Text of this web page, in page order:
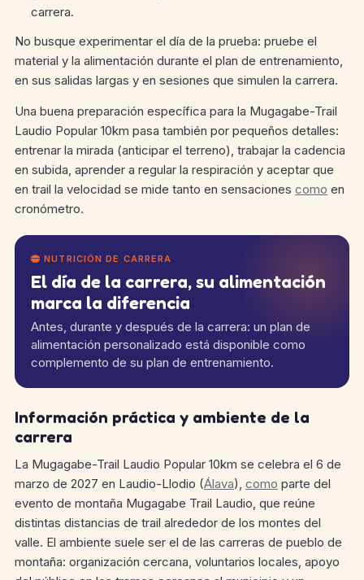
carrera.
No busque experimentar el día de la prueba: pruebe el
material y la alimentación durante el plan de entrenamiento,
en sus salidas largas y en sesiones que simulen la carrera.
Una buena preparación específica para la Mugagabe-Trail
Laudio Popular 10km pasa también por pequeños detalles:
entrenar la mirada (anticipar el terreno), trabajar la cadencia
en subida, aprender a regular la respiración y aceptar que
en trail la velocidad se mide tanto en sensaciones como en
cronómetro.
NUTRICIÓN DE CARRERA
El día de la carrera, su alimentación
marca la diferencia
Antes, durante y después de la carrera: un plan de
alimentación personalizado está disponible como
complemento de su plan de entrenamiento.
Información práctica y ambiente de la
carrera
La Mugagabe-Trail Laudio Popular 10km se celebra el 6 de
marzo de 2027 en Laudio-Llodio (Álava), como parte del
evento de montaña Mugagabe Trail Laudio, que reúne
distintas distancias de trail alrededor de los montes del
valle. El ambiente suele ser el de las carreras de pueblo de
montaña: organización cercana, voluntarios locales, apoyo